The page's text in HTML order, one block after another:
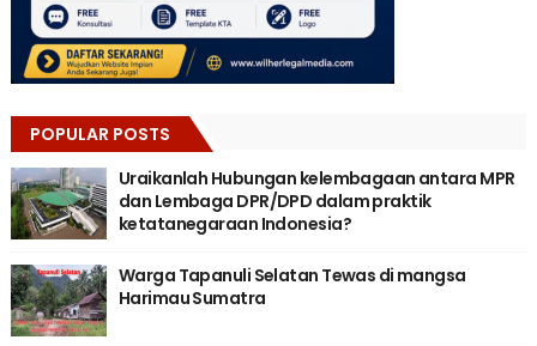
POPULAR POSTS
Uraikanlah Hubungan kelembagaan antara MPR
dan Lembaga DPR/DPD dalam praktik
ketatanegaraan Indonesia?
Warga Tapanuli Selatan Tewas di mangsa
Harimau Sumatra